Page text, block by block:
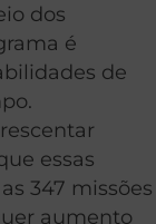
dos
é
de
essas
347 missões
aumento